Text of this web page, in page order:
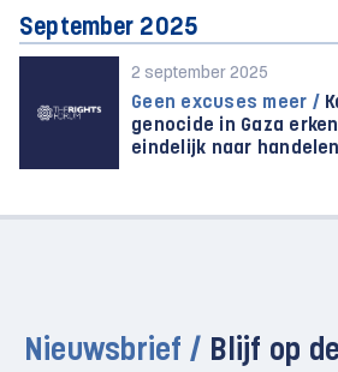
September 2025
2 september 2025
Geen excuses meer /
genocide in Gaza
eindelijk naar handelen
Nieuwsbrief / Blijf op